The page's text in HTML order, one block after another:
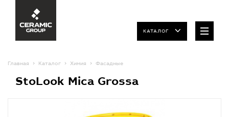
КАТАЛОГ
Главная Каталог Химия Фасадные
StoLook Mica Grossa